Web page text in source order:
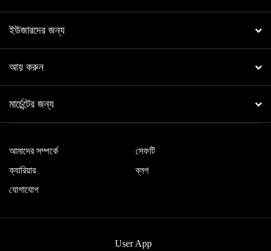
ইউজারদের জন্য
আয় করুন
মার্চেন্টের জন্য
আমাদের সম্পর্কে
সেফটি
ক্যারিয়ার
ব্লগ
যোগাযোগ
User App